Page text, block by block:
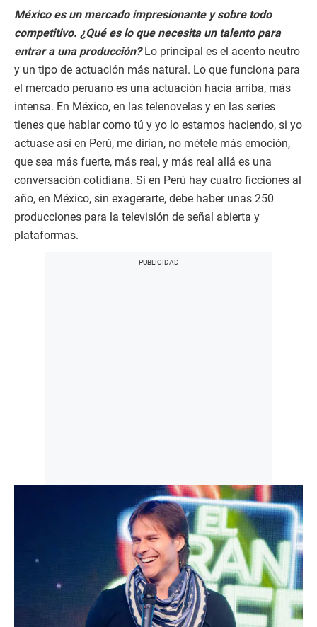
México es un mercado impresionante y sobre todo
competitivo. ¿Qué es lo que necesita un talento para
entrar a una producción?Lo principal es el acento neutro
y un tipo de actuación más natural. Lo que funciona para
el mercado peruano es una actuación hacia arriba, más
intensa. En México, en las telenovelas y en las series
tienes que hablar como tú y yo lo estamos haciendo, si yo
actuase así en Perú, me dirían, no métele más emoción,
que sea más fuerte, más real, y más real allá es una
conversación cotidiana. Si en Perú hay cuatro ficciones al
año, en México, sin exagerarte, debe haber unas 250
producciones para la televisión de señal abierta y
plataformas.